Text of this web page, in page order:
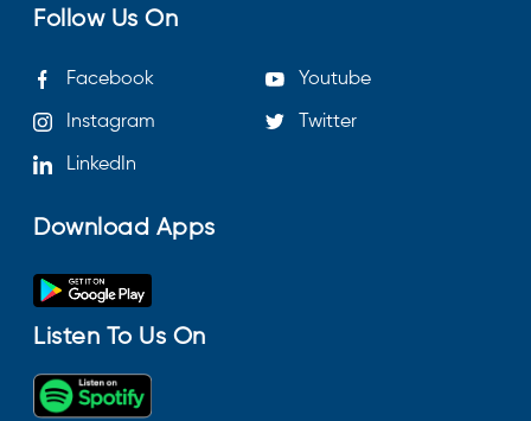
Follow Us On
Facebook Youtube
Instagram Twitter
LinkedIn
Download Apps
Listen To Us On